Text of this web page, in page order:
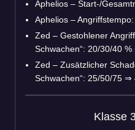
Aphelios – Start-/
Aphelios –
Zed – Gestohlener
Schwachen“: 20/30/40
Zed – Zusätzlicher
Schwachen“: 25/50/75 ⇒
Klasse